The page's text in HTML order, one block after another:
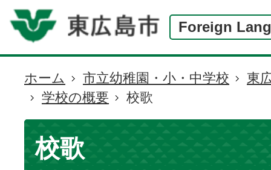
Foreign
現
在
の
位
置
ホーム 市立幼稚園・小・中学校
東
学校の概要
校歌
校歌